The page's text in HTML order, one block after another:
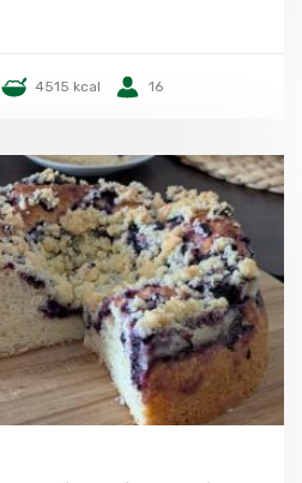
4515 kcal 16